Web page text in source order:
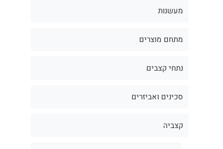
מעשנות
מתחם מוצרים
נתחי קצבים
סכינים ואביזרים
קצביה